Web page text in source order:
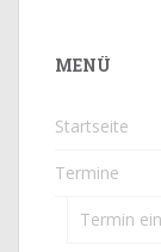
MENÜ
Startseite
Termine
Termin